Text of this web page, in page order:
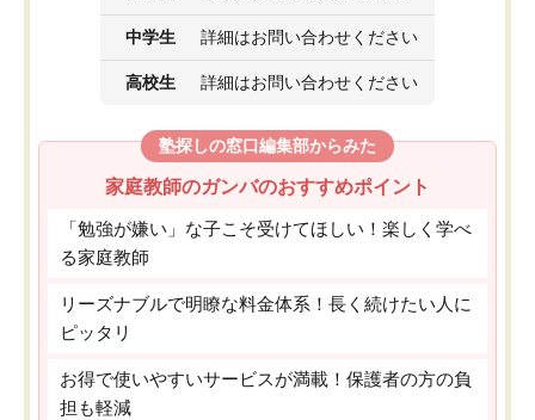
中学生 詳細はお問い合わせください
高校生 詳細はお問い合わせください
塾探しの窓口編集部からみた
家庭教師のガンバのおすすめポイント
「勉強が嫌い」な子こそ受けてほしい！楽しく学べ
る家庭教師
リーズナブルで明瞭な料金体系！長く続けたい人に
ピッタリ
お得で使いやすいサービスが満載！保護者の方の負
担も軽減